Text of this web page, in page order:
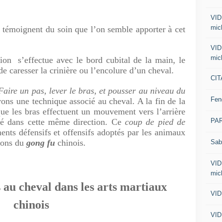
témoignent du soin que l’on semble apporter à cet
s’effectue avec le bord cubital de la main, le
caresser la crinière ou l’encolure d’un cheval.
un pas, lever le bras, et pousser au niveau du
une technique associé au cheval. A la fin de la
les bras effectuent un mouvement vers l’arrière
dans cette même direction. Ce coup de pied de
défensifs et offensifs adoptés par les animaux
du gong fu chinois.
au cheval dans les arts martiaux
chinois